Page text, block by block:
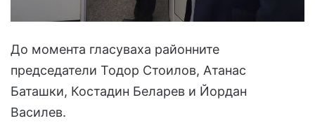
До момента гласуваха районните
председатели Тодор Стоилов, Атанас
Баташки, Костадин Беларев и Йордан
Василев.